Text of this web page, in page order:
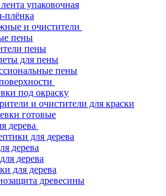
упаковочная
плёнка
и очистители
пены
пены
для пены
пены
под окраску
и очистители для краски
готовые
дерева
для дерева
дерева
дерева
для дерева
древесины